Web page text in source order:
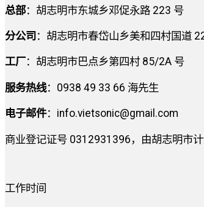
总部：胡志明市东城乡邓促永路 223 号
分公司 ：胡志明市春岱山乡美和四村国道
工厂：胡志明市巴点乡第四村 85/2A 号
服务热线：0938 49 33 66 海先生
电子邮件： info.vietsonic@gmail.com
商业登记证号 0312931396，由胡志明市
工作时间